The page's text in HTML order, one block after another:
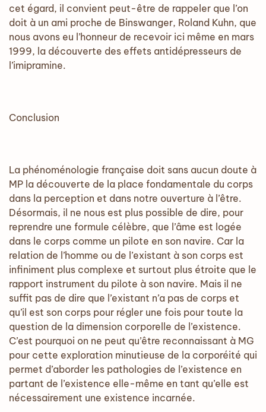
cet égard, il convient peut-être de rappeler que l’on
doit à un ami proche de Binswanger, Roland Kuhn, que
nous avons eu l’honneur de recevoir ici même en mars
1999, la découverte des effets antidépresseurs de
l’imipramine.
Conclusion
La phénoménologie française doit sans aucun doute à
MP la découverte de la place fondamentale du corps
dans la perception et dans notre ouverture à l’être.
Désormais, il ne nous est plus possible de dire, pour
reprendre une formule célèbre, que l’âme est logée
dans le corps comme un pilote en son navire. Car la
relation de l’homme ou de l’existant à son corps est
infiniment plus complexe et surtout plus étroite que le
rapport instrument du pilote à son navire. Mais il ne
suffit pas de dire que l’existant n’a pas de corps et
qu’il est son corps pour régler une fois pour toute la
question de la dimension corporelle de l’existence.
C’est pourquoi on ne peut qu’être reconnaissant à MG
pour cette exploration minutieuse de la corporéité qui
permet d’aborder les pathologies de l’existence en
partant de l’existence elle-même en tant qu’elle est
nécessairement une existence incarnée.